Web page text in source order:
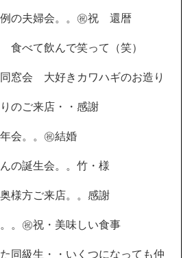
の夫婦会。。㊗祝 還暦
べて飲んで笑って（笑）
会 大好きカワハギのお造り
のご来店・・感謝
会。。㊗結婚
の誕生会。。竹・様
様方ご来店。。感謝
。㊗祝・美味しい食事
同級生・・いくつになっても仲